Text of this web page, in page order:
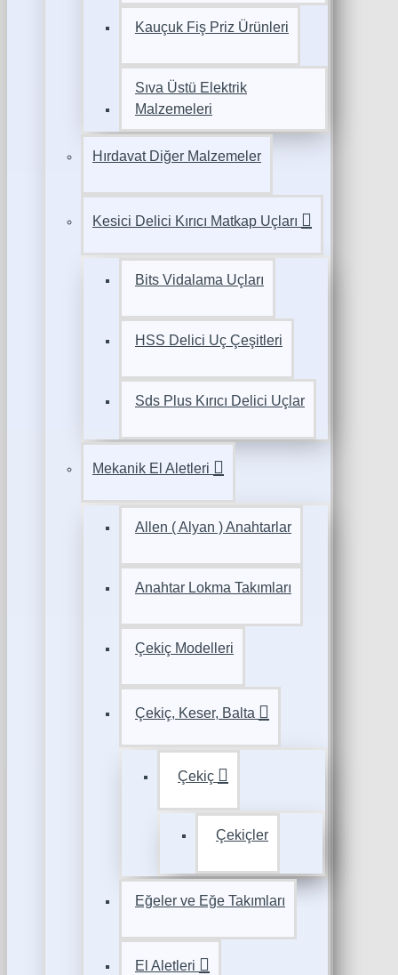
Kauçuk Fiş Priz Ürünleri
Sıva Üstü Elektrik
Malzemeleri
Hırdavat Diğer Malzemeler
Kesici Delici Kırıcı Matkap Uçları
Bits Vidalama Uçları
HSS Delici Uç Çeşitleri
Sds Plus Kırıcı Delici Uçlar
Mekanik El Aletleri
Allen ( Alyan ) Anahtarlar
Anahtar Lokma Takımları
Çekiç Modelleri
Çekiç, Keser, Balta
Çekiç
Çekiçler
Eğeler ve Eğe Takımları
El Aletleri